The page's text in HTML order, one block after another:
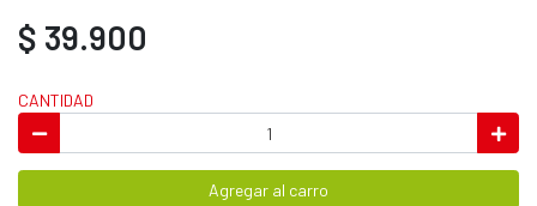
$ 39.900
CANTIDAD
Agregar al carro